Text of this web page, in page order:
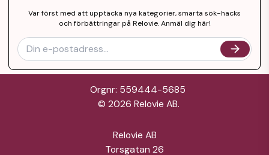
Var först med att upptäcka nya kategorier, smarta sök-hacks
och förbättringar på Relovie. Anmäl dig här!
Orgnr: 559444-5685
© 2026 Relovie AB.
Relovie AB
Torsgatan 26